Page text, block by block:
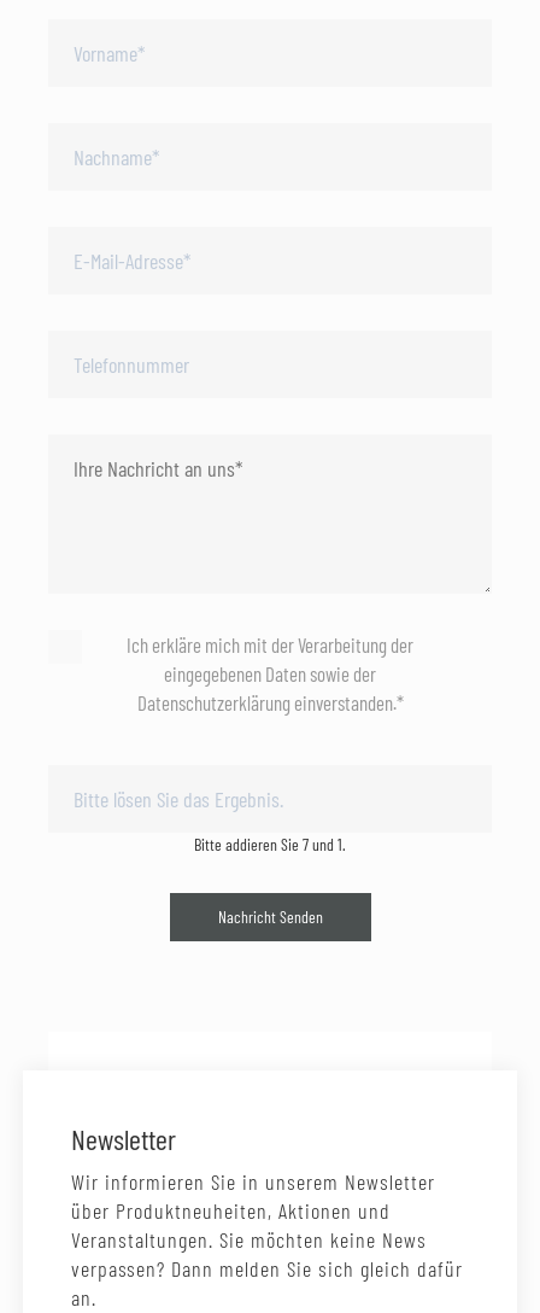
Ich erkläre mich mit der Verarbeitung der
eingegebenen Daten sowie der
Datenschutzerklärung einverstanden.*
Bitte addieren Sie 7 und 1.
Nachricht Senden
Newsletter
Wir informieren Sie in unserem Newsletter
über Produktneuheiten, Aktionen und
Veranstaltungen. Sie möchten keine News
verpassen? Dann melden Sie sich gleich dafür
an.